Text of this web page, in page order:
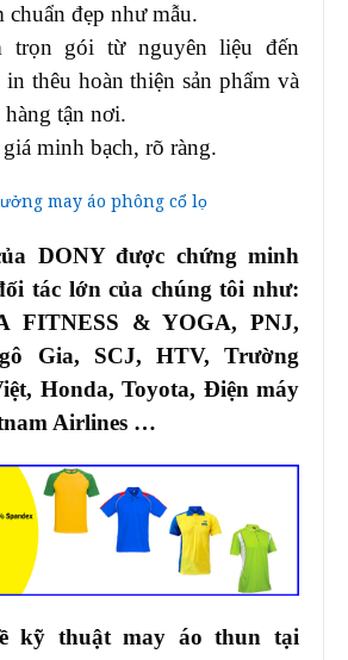
chuẩn đẹp như mẫu.
trọn gói từ nguyên liệu đến
in thêu hoàn thiện sản phẩm và
hàng tận nơi.
minh bạch, rõ ràng.
may áo phông cổ lọ
DONY được chứng minh
tác lớn của chúng tôi như:
FITNESS & YOGA, PNJ,
Gia, SCJ, HTV, Trường
Honda, Toyota, Điện máy
Airlines …
kỹ thuật may áo thun tại